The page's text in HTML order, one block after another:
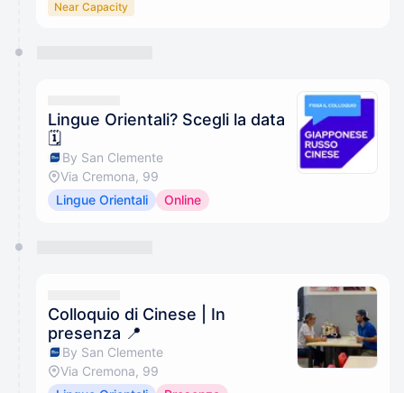
Near Capacity
Lingue Orientali? Scegli la data
🗓️
By San Clemente
Via Cremona, 99
Lingue Orientali
Online
Colloquio di Cinese | In
presenza 📍
By San Clemente
Via Cremona, 99